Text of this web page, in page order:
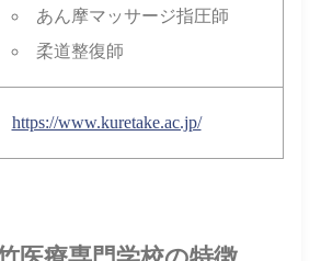
あん摩マッサージ指圧師
柔道整復師
https://www.kuretake.ac.jp/